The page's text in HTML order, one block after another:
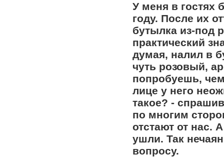
У меня в гостях
году. После их
бутылка из-под
практический
думая, налил в
чуть розовый,
попробуешь,
лице у него
такое? -
по многим
отстают от нас.
ушли. Так
вопросу.